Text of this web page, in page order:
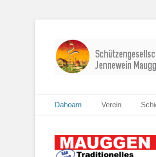
Jennewein
Schützengesellschaft Jennewein
Primäres Menü
Inhalt
Dahoam Verein